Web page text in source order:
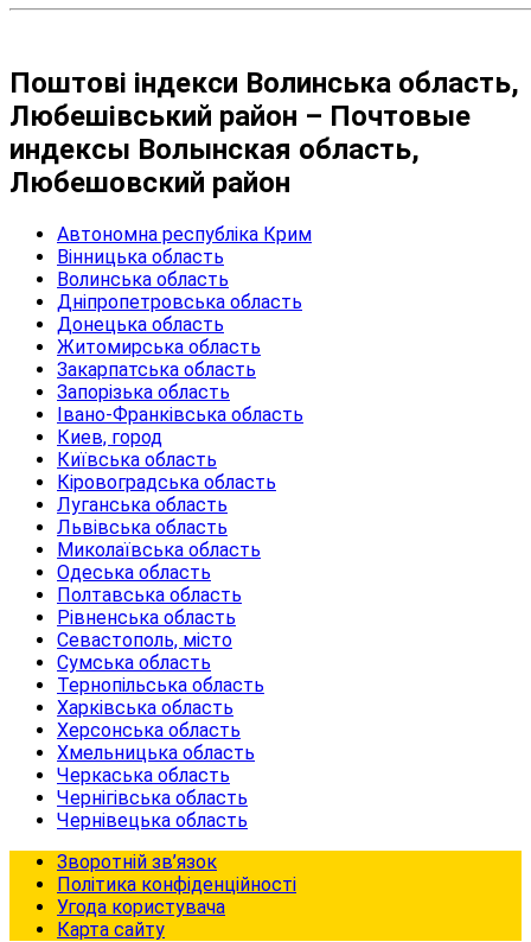
Поштові індекси Волинська область,
Любешівський район – Почтовые
индексы Волынская область,
Любешовский район
Автономна республіка Крим
Вінницька область
Волинська область
Дніпропетровська область
Донецька область
Житомирська область
Закарпатська область
Запорізька область
Івано-Франківська область
Киев, город
Київська область
Кіровоградська область
Луганська область
Львівська область
Миколаївська область
Одеська область
Полтавська область
Рівненська область
Севастополь, місто
Сумська область
Тернопільська область
Харківська область
Херсонська область
Хмельницька область
Черкаська область
Чернігівська область
Чернівецька область
Зворотній зв’язок
Політика конфіденційності
Угода користувача
Карта сайту